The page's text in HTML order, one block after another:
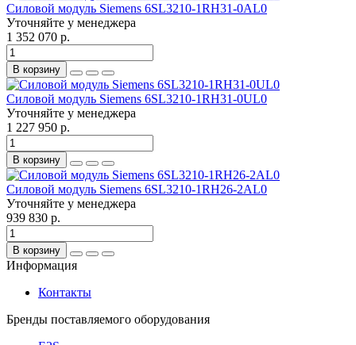
Силовой модуль Siemens 6SL3210-1RH31-0AL0
Уточняйте у менеджера
1 352 070 р.
В корзину
Силовой модуль Siemens 6SL3210-1RH31-0UL0
Уточняйте у менеджера
1 227 950 р.
В корзину
Силовой модуль Siemens 6SL3210-1RH26-2AL0
Уточняйте у менеджера
939 830 р.
В корзину
Информация
Контакты
Бренды поставляемого оборудования